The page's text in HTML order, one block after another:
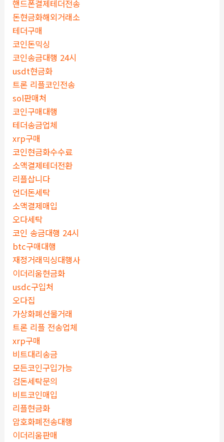
핸드폰결제테더전송
돈현금화해외거래소
테더구매
코인돈믹싱
코인송금대행 24시
usdt현금화
트론 리플코인전송
sol판매처
코인구매대행
테더송금업체
xrp구매
코인현금화수수료
소액결제테더전환
리플삽니다
언더돈세탁
소액결제매입
오다세탁
코인 송금대행 24시
btc구매대행
재정거래믹싱대행사
이더리움현금화
usdc구입처
오다집
가상화폐선물거래
트론 리플 전송업체
xrp구매
비트대리송금
모든코인구입가능
검돈세탁문의
비트코인매입
리플현금화
암호화폐전송대행
이더리움판매